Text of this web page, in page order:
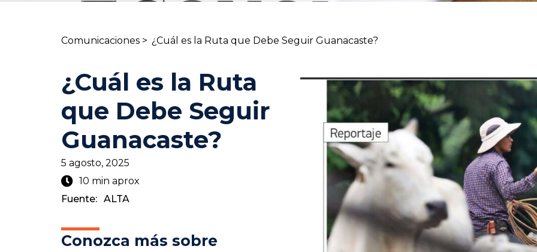
Comunicaciones > ¿Cuál es la Ruta que Debe Seguir Guanacaste?
¿Cuál es la Ruta
que Debe Seguir
Guanacaste?
5 agosto, 2025
10 min aprox
Fuente: ALTA
Conozca más sobre